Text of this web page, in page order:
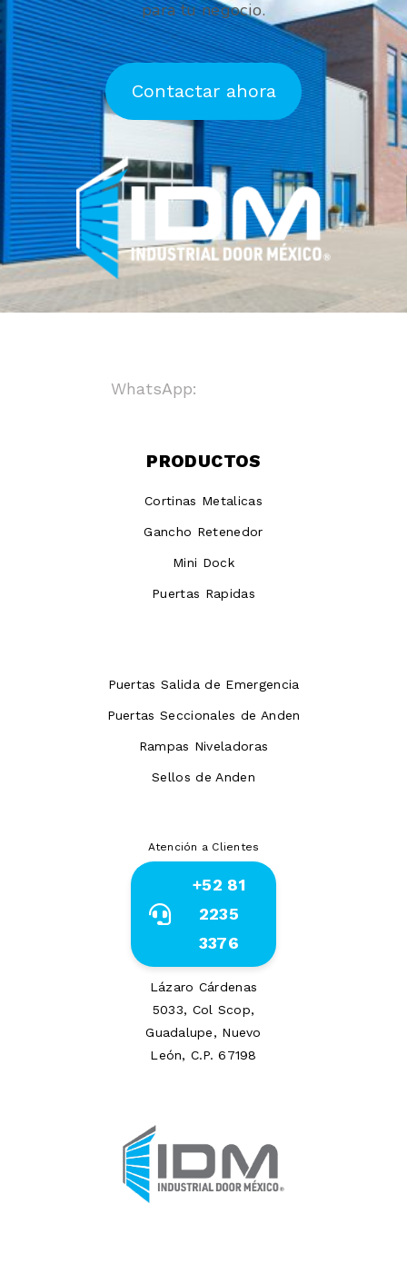
para tu negocio.
Contactar ahora
WhatsApp:
PRODUCTOS
Cortinas Metalicas
Gancho Retenedor
Mini Dock
Puertas Rapidas
Puertas Salida de Emergencia
Puertas Seccionales de Anden
Rampas Niveladoras
Sellos de Anden
Atención a Clientes
+52 81
2235
3376
Lázaro Cárdenas
5033, Col Scop,
Guadalupe, Nuevo
León, C.P. 67198